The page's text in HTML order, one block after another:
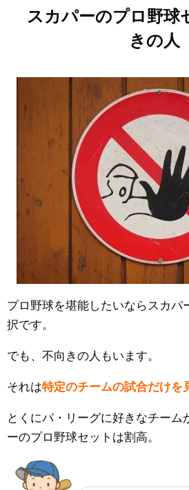
スカパーのプロ野球
きの人
プロ野球を堪能したいならスカパ
択です。
でも、不向きの人もいます。
それは特定のチームの試合だけを
とくにパ・リーグに好きなチーム
ーのプロ野球セットは割高。